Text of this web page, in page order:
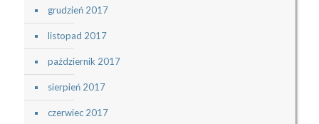
grudzień 2017
listopad 2017
październik 2017
sierpień 2017
czerwiec 2017